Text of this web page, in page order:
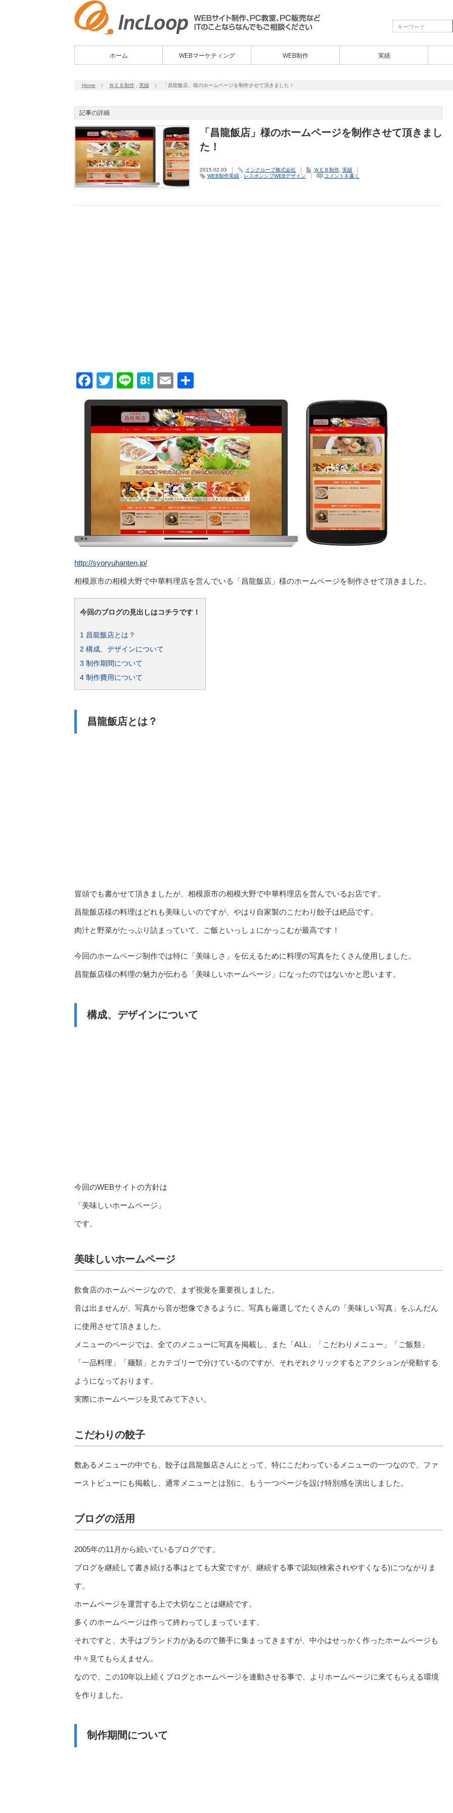
ホーム WEBマーケティング WEB制作 実績
Home ＷＥＢ制作 実績 「昌龍飯店」様のホームページを制作させて頂きました！
記事の詳細
「昌龍飯店」様のホームページを制作させて頂きまし
た！
2015.02.03 インクループ株式会社 ＷＥＢ制作 実績
WEB制作実績
レスポンシブWEBデザイン コメントを書く
Facebook
Twitter
LineHatena
Email
有
http://syoryuhanten.jp/
相模原市の相模大野で中華料理店を営んでいる「昌龍飯店」様のホームページを制作させて頂きました。
今回のブログの見出しはコチラです！
1 昌龍飯店とは？
2 構成、デザインについて
3 制作期間について
4 制作費用について
昌龍飯店とは？
冒頭でも書かせて頂きましたが、相模原市の相模大野で中華料理店を営んでいるお店です。
昌龍飯店様の料理はどれも美味しいのですが、やはり自家製のこだわり餃子は絶品です。
肉汁と野菜がたっぷり詰まっていて、ご飯といっしょにかっこむが最高です！
今回のホームページ制作では特に「美味しさ」を伝えるために料理の写真をたくさん使用しました。
昌龍飯店様の料理の魅力が伝わる「美味しいホームページ」になったのではないかと思います。
構成、デザインについて
今回のWEBサイトの方針は
「美味しいホームページ」
です。
美味しいホームページ
飲食店のホームページなので、まず視覚を重要視しました。
音は出ませんが、写真から音が想像できるように、写真も厳選してたくさんの「美味しい写真」をふんだん
に使用させて頂きました。
メニューのページでは、全てのメニューに写真を掲載し、また「ALL」「こだわりメニュー」「ご飯類」
「一品料理」「麺類」とカテゴリーで分けているのですが、それぞれクリックするとアクションが発動する
ようになっております。
実際にホームページを見てみて下さい。
こだわりの餃子
数あるメニューの中でも、餃子は昌龍飯店さんにとって、特にこだわっているメニューの一つなので、ファ
ーストビューにも掲載し、通常メニューとは別に、もう一つページを設け特別感を演出しました。
ブログの活用
2005年の11月から続いているブログです。
ブログを継続して書き続ける事はとても大変ですが、継続する事で認知(検索されやすくなる)につながりま
す。
ホームページを運営する上で大切なことは継続です。
多くのホームページは作って終わってしまっています。
それですと、大手はブランド力があるので勝手に集まってきますが、中小はせっかく作ったホームページも
中々見てもらえません。
なので、この10年以上続くブログとホームページを連動させる事で、よりホームページに来てもらえる環境
を作りました。
制作期間について